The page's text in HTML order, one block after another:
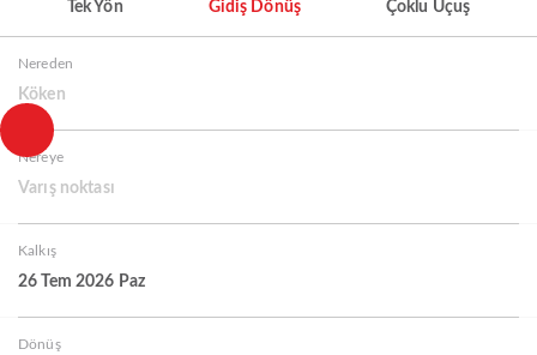
Tek Yön Gidiş Dönüş Çoklu Uçuş
Nereden
Köken
Nereye
Varış noktası
Kalkış
26 Tem 2026 Paz
Dönüş